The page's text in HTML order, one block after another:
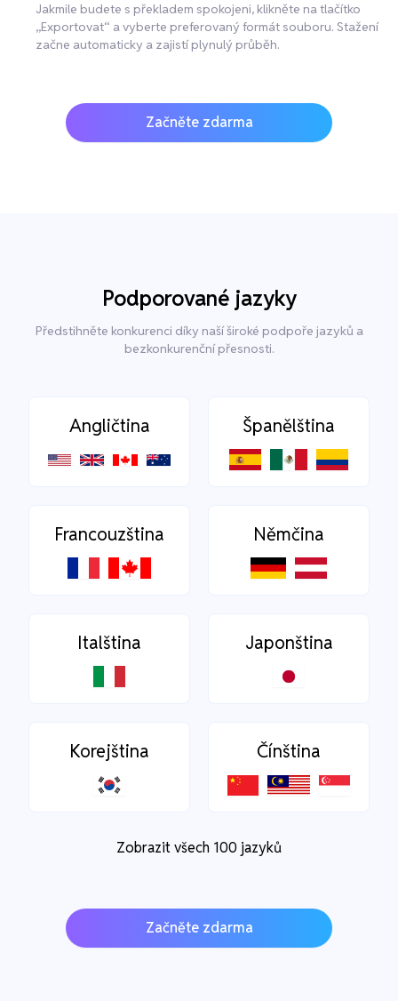
Jakmile budete s překladem spokojeni, klikněte na tlačítko
„Exportovat“ a vyberte preferovaný formát souboru. Stažení
začne automaticky a zajistí plynulý průběh.
Začněte zdarma
Podporované jazyky
Předstihněte konkurenci díky naší široké podpoře jazyků a
bezkonkurenční přesnosti.
Angličtina Španělština
Francouzština Němčina
Italština Japonština
Korejština Čínština
Zobrazit všech 100 jazyků
Začněte zdarma